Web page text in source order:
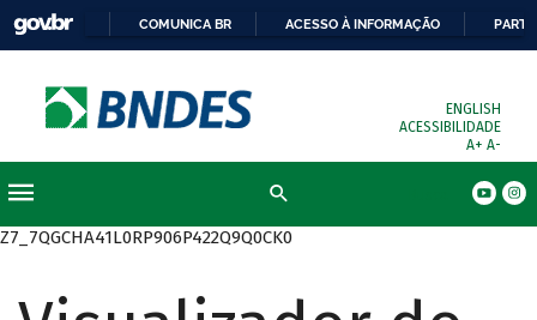
COMUNICA BR ACESSO À INFORMAÇÃO
ENGLISH
ACESSIBILIDADE
A+ A-
Z7_7QGCHA41L0RP906P422Q9Q0CK0